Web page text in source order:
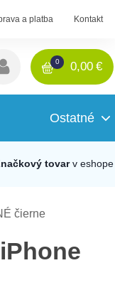
a platba Kontakt
0 0,00 €
Ostatné
tovar v eshope
čierne